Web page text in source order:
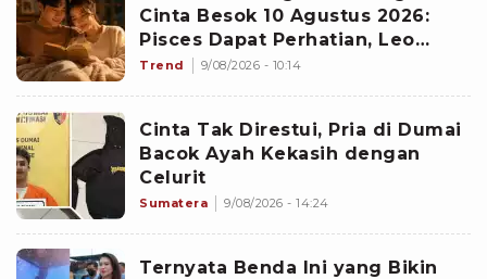
Cinta Besok 10 Agustus 2026:
Pisces Dapat Perhatian, Leo
Makin Dekat dengan Si Dia
Trend 9/08/2026 - 10:14
Cinta Tak Direstui, Pria di Dumai
Bacok Ayah Kekasih dengan
Celurit
Sumatera 9/08/2026 - 14:24
Ternyata Benda Ini yang Bikin